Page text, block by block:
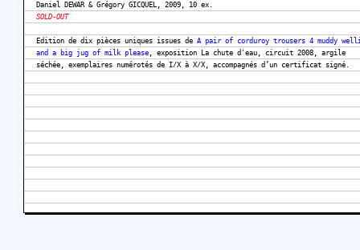
Daniel DEWAR & Grégory GICQUEL, 2009, 10 ex.
SOLD-OUT
Edition de dix pièces uniques issues de A pair of corduroy trousers 4 muddy
and a big jug of milk please , exposition La chute d'eau, circuit 2008, argile
séchée, exemplaires numérotés de I/X à X/X, accompagnés d’un certificat signé.